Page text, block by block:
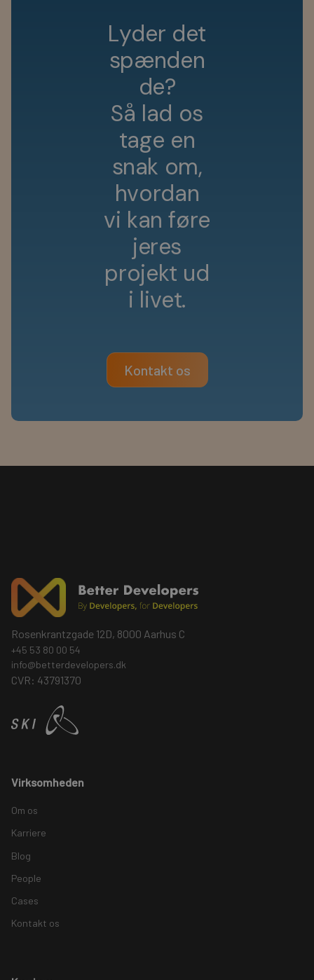
Lyder det
spænden
de?
Så lad os
tage en
snak om,
hvordan
vi kan føre
jeres
projekt ud
i livet.
Kontakt os
Rosenkrantzgade 12D, 8000 Aarhus C
+45 53 80 00 54
info@betterdevelopers.dk
CVR: 43791370
Virksomheden
Om os
Karriere
Blog
People
Cases
Kontakt os